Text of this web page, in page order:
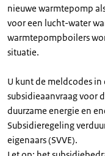
nieuwe warmtepomp
voor een lucht-water
warmtepompboilers
situatie.
U kunt de meldcodes
subsidieaanvraag voor
duurzame energie en
Subsidieregeling
eigenaars (SVVE).